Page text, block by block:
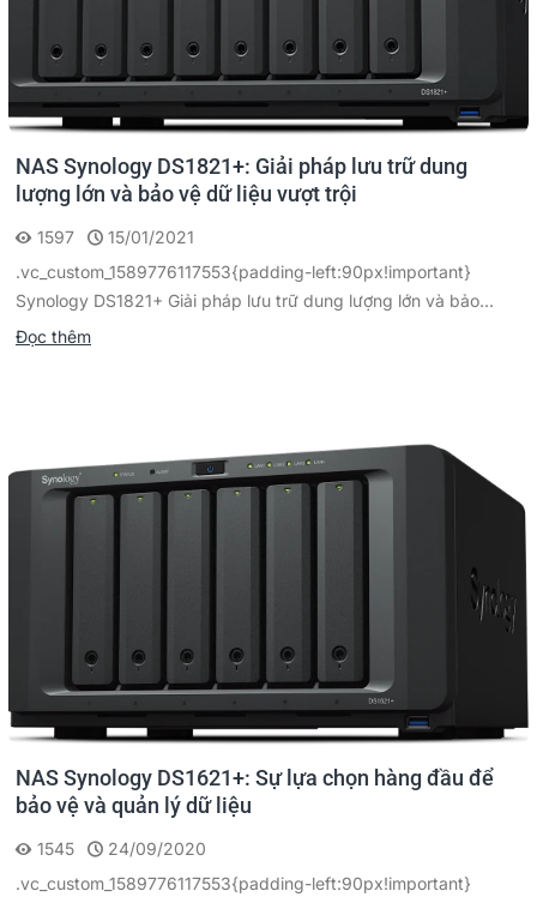
NAS Synology DS1821+: Giải pháp lưu trữ dung
lượng lớn và bảo vệ dữ liệu vượt trội
1597
15/01/2021
.vc_custom_1589776117553{padding-left:90px!important}
Synology DS1821+ Giải pháp lưu trữ dung lượng lớn và bảo...
Đọc thêm
NAS Synology DS1621+: Sự lựa chọn hàng đầu để
bảo vệ và quản lý dữ liệu
1545
24/09/2020
.vc_custom_1589776117553{padding-left:90px!important}